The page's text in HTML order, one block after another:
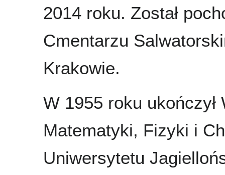
2014 roku. Został
Cmentarzu
Krakowie.
W 1955 roku ukończył
Matematyki, Fizyki i
Uniwersytetu